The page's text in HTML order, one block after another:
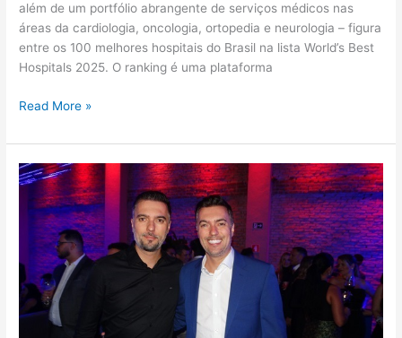
além de um portfólio abrangente de serviços médicos nas
áreas da cardiologia, oncologia, ortopedia e neurologia – figura
entre os 100 melhores hospitais do Brasil na lista World’s Best
Hospitals 2025. O ranking é uma plataforma
Read More »
O
Estilo
dos
irmãos
que
transformaram
a
corretora
fundada